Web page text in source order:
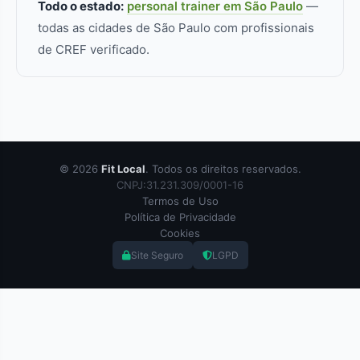
Todo o estado: personal trainer em São Paulo —
todas as cidades de São Paulo com profissionais
de CREF verificado.
© 2026 Fit Local. Todos os direitos reservados.
CNPJ:31.231.309/0001-16
Termos de Uso
Política de Privacidade
Cookies
Site Seguro LGPD